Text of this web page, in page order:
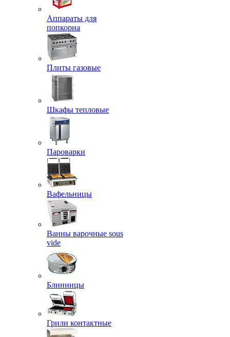
Аппараты для
попкорна
Плиты газовые
Шкафы тепловые
Пароварки
Вафельницы
Ванны варочные sous
vide
Блинницы
Грили контактные